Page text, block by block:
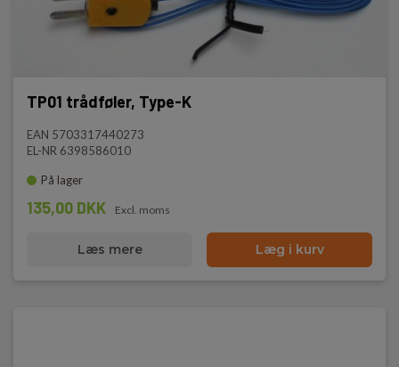
TP01 trådføler, Type-K
EAN 5703317440273
EL-NR 6398586010
På lager
135,00 DKK Excl. moms
Læs mere Læg i kurv